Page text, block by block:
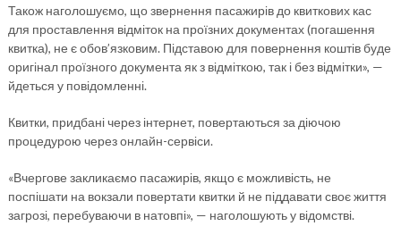
Також наголошуємо, що звернення пасажирів до квиткових кас
для проставлення відміток на проїзних документах (погашення
квитка), не є обов’язковим. Підставою для повернення коштів буде
оригінал проїзного документа як з відміткою, так і без відмітки», —
йдеться у повідомленні.
Квитки, придбані через інтернет, повертаються за діючою
процедурою через онлайн-сервіси.
«Вчергове закликаємо пасажирів, якщо є можливість, не
поспішати на вокзали повертати квитки й не піддавати своє життя
загрозі, перебуваючи в натовпі», — наголошують у відомстві.